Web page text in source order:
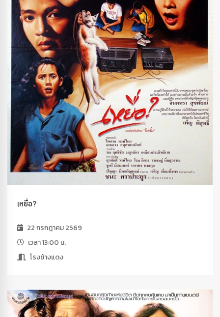
เหยื่อ?
22 กรกฎาคม 2569
เวลา 13:00 น.
โรงช้างแดง